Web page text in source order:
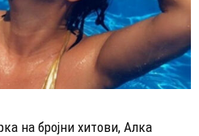
на бројни хитови, Алка